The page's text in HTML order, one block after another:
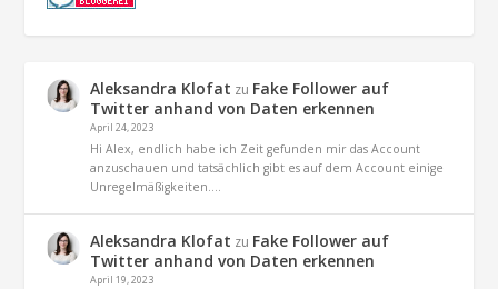
Aleksandra Klofat zu Fake Follower auf
Twitter anhand von Daten erkennen
April 24, 2023
Hi Alex, endlich habe ich Zeit gefunden mir das Account
anzuschauen und tatsächlich gibt es auf dem Account einige
Unregelmäßigkeiten.…
Aleksandra Klofat zu Fake Follower auf
Twitter anhand von Daten erkennen
April 19, 2023